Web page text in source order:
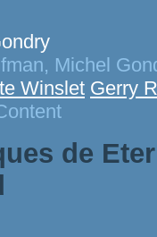
Michel
Winslet Gerry
de